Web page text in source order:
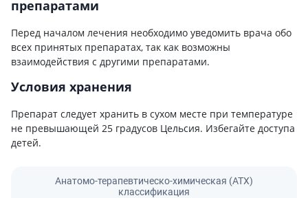
препаратами
Перед началом лечения необходимо уведомить врача обо
всех принятых препаратах, так как возможны
взаимодействия с другими препаратами.
Условия хранения
Препарат следует хранить в сухом месте при температуре
не превышающей 25 градусов Цельсия. Избегайте доступа
детей.
Анатомо-терапевтическо-химическая (АТХ)
классификация